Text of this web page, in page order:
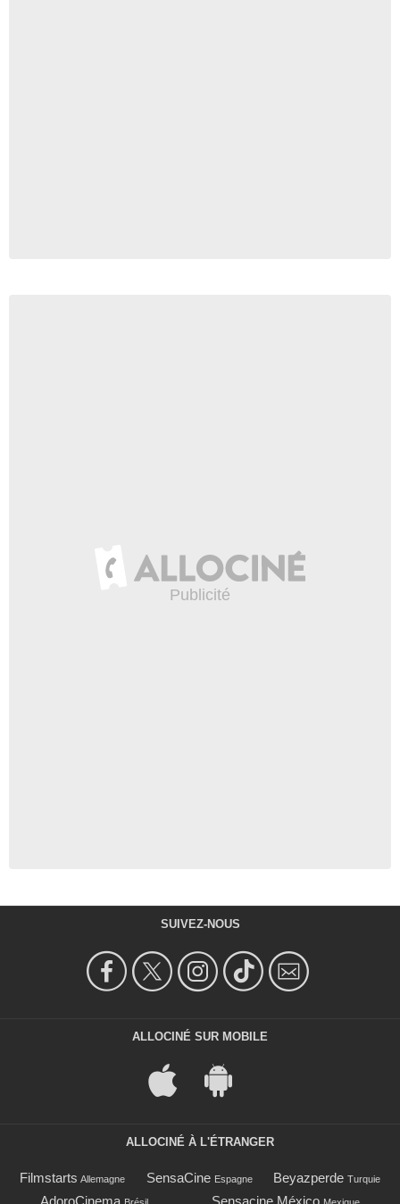
SUIVEZ-NOUS
ALLOCINÉ SUR MOBILE
ALLOCINÉ À L'ÉTRANGER
Filmstarts Allemagne SensaCine Espagne Beyazperde Turquie